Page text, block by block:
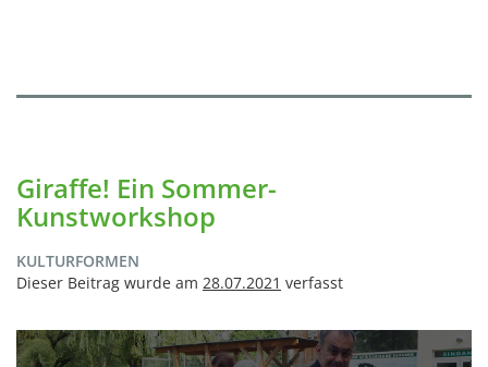
Giraffe! Ein Sommer-
Kunstworkshop
KULTURFORMEN
Dieser Beitrag wurde am 28.07.2021 verfasst